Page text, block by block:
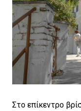
Στο επίκεντρο